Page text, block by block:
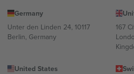
Germany
Unter den Linden 24, 10117
Berlin, Germany
167
United States